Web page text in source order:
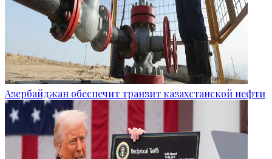
Азербайджан обеспечит транзит казахстанской нефти